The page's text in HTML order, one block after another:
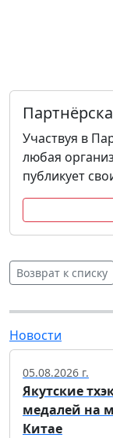
Участвуя в
любая
публикует
Возврат к списку
Новости
05.08.2026 г.
Якутские
медалей на
Китае